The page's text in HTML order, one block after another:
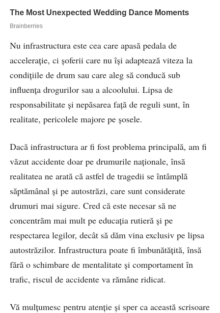
Nu infrastructura este cea care apasă pedala de
accelerație, ci șoferii care nu își adaptează viteza la
condițiile de drum sau care aleg să conducă sub
influența drogurilor sau a alcoolului. Lipsa de
responsabilitate și nepăsarea față de reguli sunt, în
realitate, pericolele majore pe șosele.
Dacă infrastructura ar fi fost problema principală, am fi
văzut accidente doar pe drumurile naționale, însă
realitatea ne arată că astfel de tragedii se întâmplă
săptămânal și pe autostrăzi, care sunt considerate
drumuri mai sigure. Cred că este necesar să ne
concentrăm mai mult pe educația rutieră și pe
respectarea legilor, decât să dăm vina exclusiv pe lipsa
autostrăzilor. Infrastructura poate fi îmbunătățită, însă
fără o schimbare de mentalitate și comportament în
trafic, riscul de accidente va rămâne ridicat.
Vă mulțumesc pentru atenție și sper ca această scrisoare